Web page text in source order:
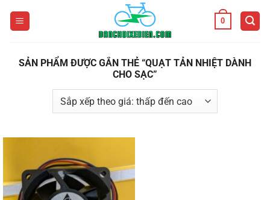
0
SẢN PHẨM ĐƯỢC GẮN THẺ “QUẠT TẢN NHIỆT DÀNH
CHO SẠC”